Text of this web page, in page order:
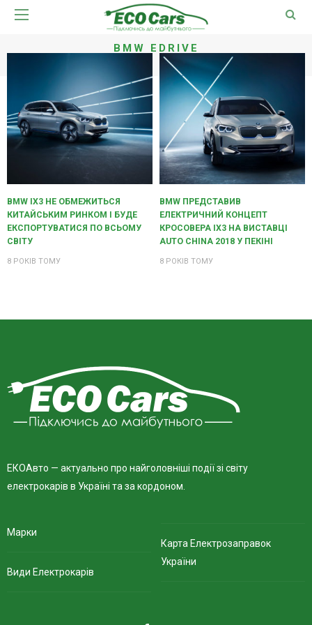
BMW EDRIVE
BMW IX3 НЕ ОБМЕЖИТЬСЯ
КИТАЙСЬКИМ РИНКОМ І БУДЕ
ЕКСПОРТУВАТИСЯ ПО ВСЬОМУ
СВІТУ
8 РОКІВ ТОМУ
BMW ПРЕДСТАВИВ
ЕЛЕКТРИЧНИЙ КОНЦЕПТ
КРОСОВЕРА IX3 НА ВИСТАВЦІ
AUTO CHINA 2018 У ПЕКІНІ
8 РОКІВ ТОМУ
ЕКОАвто — актуально про найголовніші події зі світу
електрокарів в Україні та за кордоном.
Марки
Види Електрокарів
Карта Електрозаправок
України